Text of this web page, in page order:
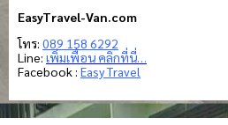
EasyTravel-Van.com
โทร: 089 158 6292
Line: เพิ่มเพื่อน คลิกที่นี่…
Facebook : Easy Travel